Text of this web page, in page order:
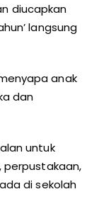
diucapkan
langsung
anak
dan
untuk
perpustakaan,
di sekolah